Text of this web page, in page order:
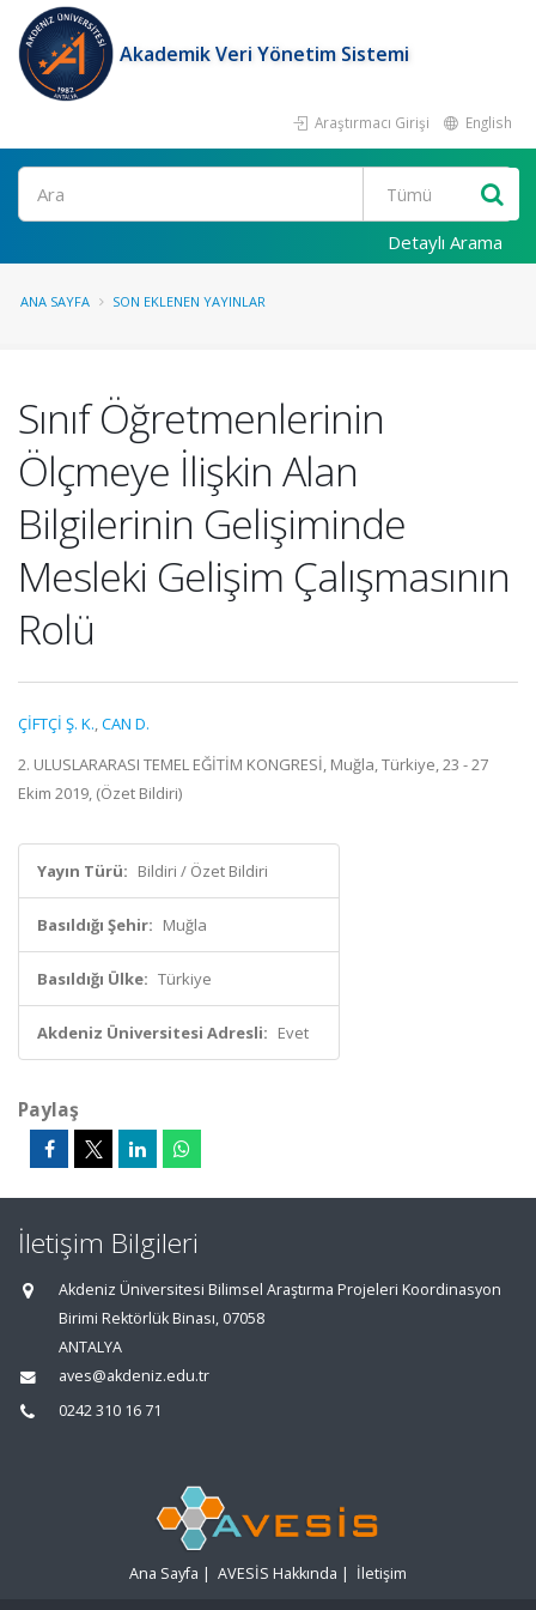
Akademik Veri Yönetim Sistemi
Araştırmacı Girişi English
Ara
Detaylı Arama
ANA SAYFA SON EKLENEN YAYINLAR
Sınıf Öğretmenlerinin
Ölçmeye İlişkin Alan
Bilgilerinin Gelişiminde
Mesleki Gelişim Çalışmasının
Rolü
ÇİFTÇİ Ş. K.,CAN D.
2. ULUSLARARASI TEMEL EĞİTİM KONGRESİ, Muğla, Türkiye, 23 - 27
Ekim 2019, (Özet Bildiri)
Yayın Türü: Bildiri / Özet Bildiri
Basıldığı Şehir: Muğla
Basıldığı Ülke: Türkiye
Akdeniz Üniversitesi Adresli: Evet
Paylaş
İletişim Bilgileri
Akdeniz Üniversitesi Bilimsel Araştırma Projeleri Koordinasyon
Birimi Rektörlük Binası, 07058
ANTALYA
aves@akdeniz.edu.tr
0242 310 16 71
Ana Sayfa | AVESİS Hakkında | İletişim